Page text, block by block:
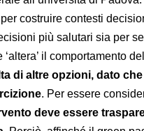
costruire contesti
più salutari sia per
il comportamento
di altre opzioni, dato
. Per essere
deve essere